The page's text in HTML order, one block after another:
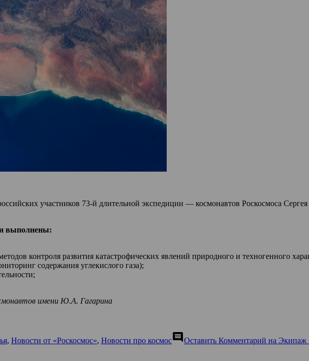
участников 73-й длительной экспедиции — космонавтов Роскосмоса
выполнены:
контроля развития катастрофических явлений природного и техногенного
содержания углекислого газа);
имени Ю.А. Гагарина
, Новости от «Роскосмос», Новости про космосcomment Оставить Комментарий на Экипаж